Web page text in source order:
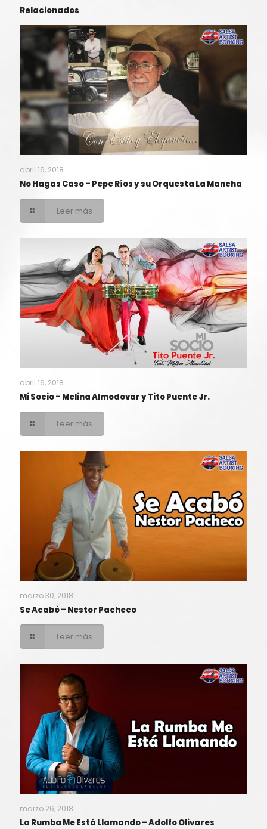
Relacionados
abril 16, 2018
No Hagas Caso – Pepe Ríos y su Orquesta La Mancha
Leer más
abril 16, 2018
Mi Socio – Melina Almodovar y Tito Puente Jr.
Leer más
marzo 30, 2018
Se Acabó – Nestor Pacheco
Leer más
marzo 26, 2018
La Rumba Me Está Llamando – Adolfo Olivares